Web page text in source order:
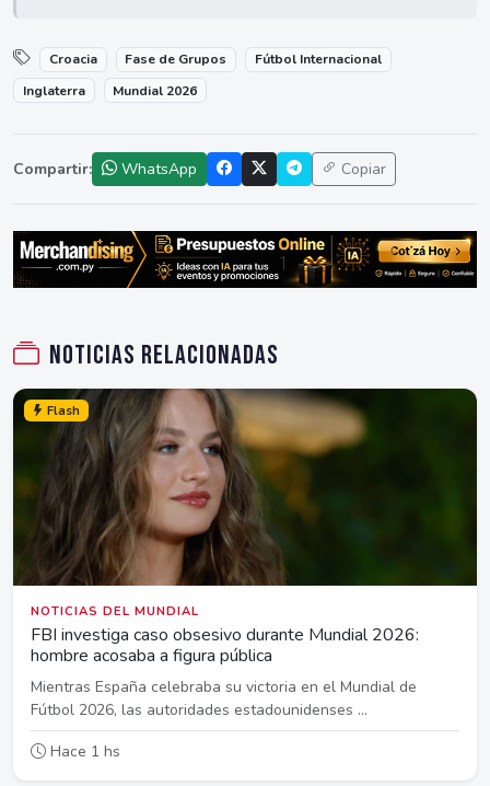
Croacia Fase de Grupos
Fútbol Internacional
Inglaterra
Mundial 2026
Compartir: WhatsApp Copiar
Noticias relacionadas
Flash
NOTICIAS DEL MUNDIAL
FBI investiga caso obsesivo durante Mundial 2026:
hombre acosaba a figura pública
Mientras España celebraba su victoria en el Mundial de
Fútbol 2026, las autoridades estadounidenses ...
Hace 1 hs